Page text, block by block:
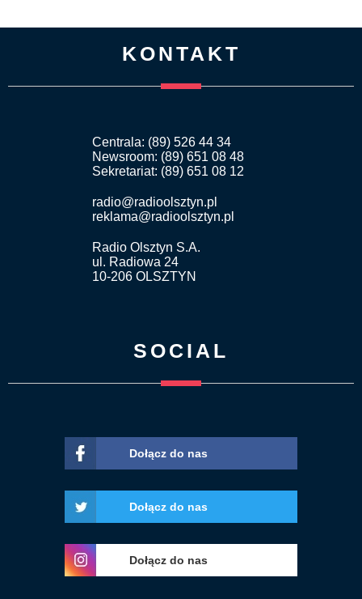
KONTAKT
Centrala: (89) 526 44 34
Newsroom: (89) 651 08 48
Sekretariat: (89) 651 08 12
radio@radioolsztyn.pl
reklama@radioolsztyn.pl
Radio Olsztyn S.A.
ul. Radiowa 24
10-206 OLSZTYN
SOCIAL
Dołącz do nas
Dołącz do nas
Dołącz do nas